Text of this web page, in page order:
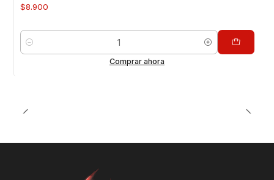
Para Haylou GST
Para Haylou RT2 / RT
Valor INCLUYE INSTALACIÓN en Nuestra Tienda
$8.900
Cantidad
Comprar ahora